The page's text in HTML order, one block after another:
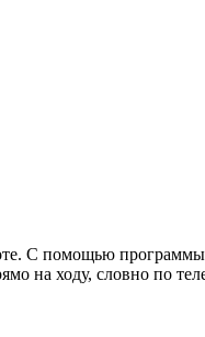
С помощью
на ходу, словно по